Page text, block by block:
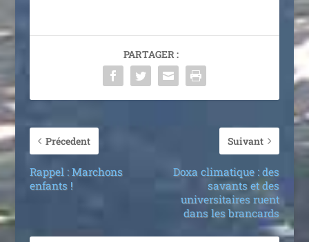
PARTAGER :
Précedent
Rappel : Marchons
enfants !
Suivant
Doxa climatique : des
savants et des
universitaires ruent
dans les brancards